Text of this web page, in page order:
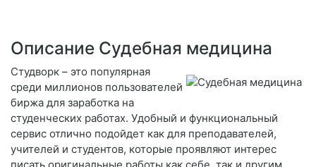
Описание Судебная медицина
Студворк – это популярная
среди миллионов пользователей
биржа для заработка на
студенческих работах. Удобный и функциональный
сервис отлично подойдет как для преподавателей,
учителей и студентов, которые проявляют интерес